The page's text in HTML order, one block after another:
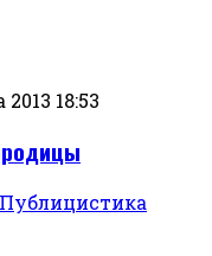
18:53
Публицистика